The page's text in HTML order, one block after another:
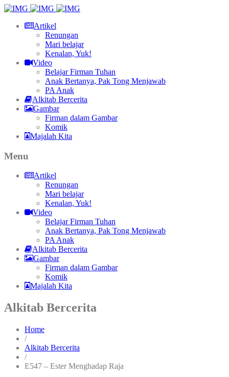
Artikel
Renungan
Mari belajar
Kenalan, Yuk!
Video
Belajar Firman Tuhan
Anak Bertanya, Pak Tong Menjawab
PA Anak
Alkitab Bercerita
Gambar
Firman dalam Gambar
Komik
Majalah Kita
Menu
Artikel
Renungan
Mari belajar
Kenalan, Yuk!
Video
Belajar Firman Tuhan
Anak Bertanya, Pak Tong Menjawab
PA Anak
Alkitab Bercerita
Gambar
Firman dalam Gambar
Komik
Majalah Kita
Alkitab Bercerita
Home
/
Alkitab Bercerita
/
E547 – Ester Menghadap Raja